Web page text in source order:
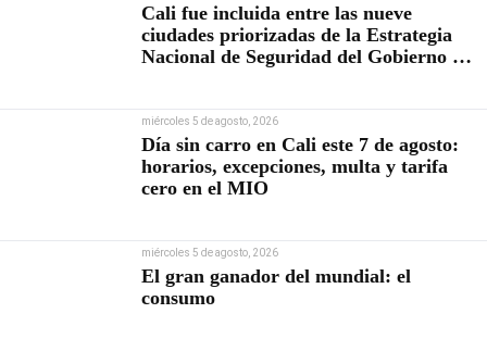
Cali fue incluida entre las nueve
ciudades priorizadas de la Estrategia
Nacional de Seguridad del Gobierno de
miércoles 5 de agosto, 2026
Día sin carro en Cali este 7 de agosto:
horarios, excepciones, multa y tarifa
cero en el MIO
miércoles 5 de agosto, 2026
El gran ganador del mundial: el
consumo